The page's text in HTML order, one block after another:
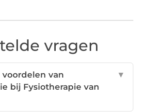
vragen
van
bij Fysiotherapie van
▼